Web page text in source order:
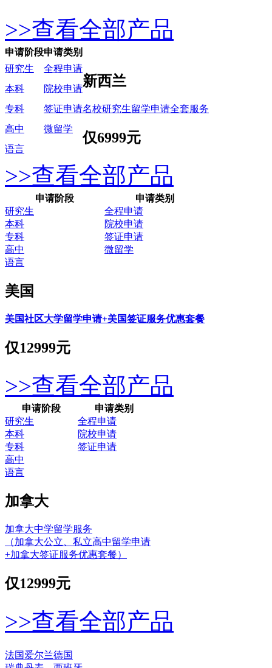
>>查看全部产品
申请阶段申请类别
研究生
全程申请
新西兰
名校研究生留学申请全套服务
仅6999元
本科
院校申请
专科
签证申请
高中
微留学
语言
>>查看全部产品
申请阶段
申请类别
研究生
全程申请
本科
院校申请
专科
签证申请
高中
微留学
语言
美国
美国社区大学留学申请+美国签证服务优惠套餐
仅12999元
>>查看全部产品
申请阶段
申请类别
研究生
全程申请
本科
院校申请
专科
签证申请
高中
语言
加拿大
加拿大中学留学服务
（加拿大公立、私立高中留学申请
+加拿大签证服务优惠套餐）
仅12999元
>>查看全部产品
法国爱尔兰德国